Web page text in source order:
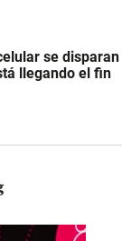
se disparan
llegando el fin